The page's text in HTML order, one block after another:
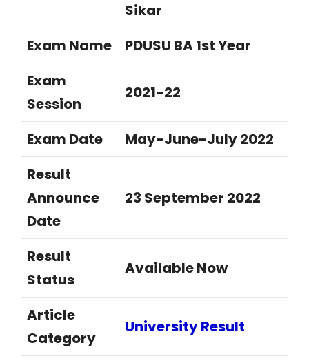
Sikar
Exam Name
PDUSU BA 1st Year
Exam
Session
2021-22
Exam Date
May-June-July 2022
Result
Announce
Date
23 September 2022
Result
Status
Available Now
Article
Category
University Result